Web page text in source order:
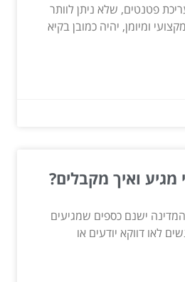
פטנטים, שלא ניתן לוותר
ומיומן, יהיה כמובן בקיא
מגיע ואיך מקבלים?
ישנם כספים שמגיעים
לאו דווקא יודעים או